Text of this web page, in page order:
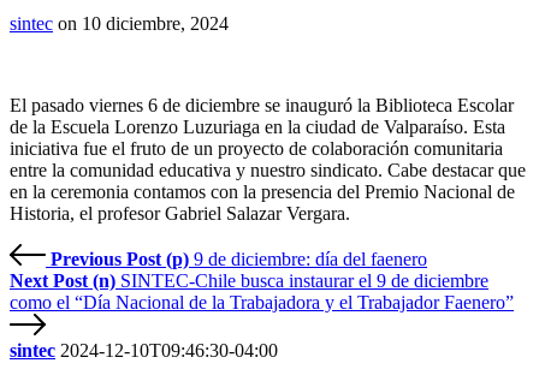
sintec on 10 diciembre, 2024
El pasado viernes 6 de diciembre se inauguró la Biblioteca Escolar
de la Escuela Lorenzo Luzuriaga en la ciudad de Valparaíso. Esta
iniciativa fue el fruto de un proyecto de colaboración comunitaria
entre la comunidad educativa y nuestro sindicato. Cabe destacar que
en la ceremonia contamos con la presencia del Premio Nacional de
Historia, el profesor Gabriel Salazar Vergara.
Previous Post (p) 9 de diciembre: día del faenero
Next Post (n) SINTEC-Chile busca instaurar el 9 de diciembre
como el “Día Nacional de la Trabajadora y el Trabajador Faenero”
sintec 2024-12-10T09:46:30-04:00